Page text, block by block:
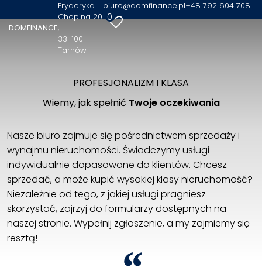
DOMFINANCE
Fryderyka
Chopina 20
33-100
Tarnów
biuro@domfinance.pl+48 792 604 708
0
PROFESJONALIZM I KLASA
Wiemy, jak spełnić Twoje oczekiwania
Nasze biuro zajmuje się pośrednictwem sprzedaży i
wynajmu nieruchomości. Świadczymy usługi
indywidualnie dopasowane do klientów. Chcesz
sprzedać, a może kupić wysokiej klasy nieruchomość?
Niezależnie od tego, z jakiej usługi pragniesz
skorzystać, zajrzyj do formularzy dostępnych na
naszej stronie. Wypełnij zgłoszenie, a my zajmiemy się
resztą!